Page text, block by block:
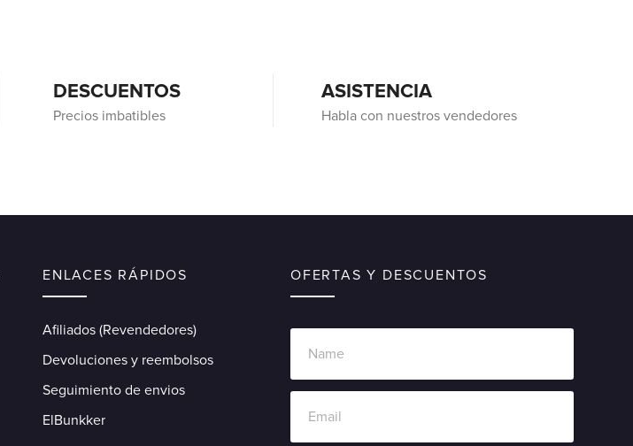
DESCUENTOS
Precios imbatibles
ASISTENCIA
Habla con nuestros vendedores
ENLACES RÁPIDOS
Afiliados (Revendedores)
Devoluciones y reembolsos
Seguimiento de envios
ElBunkker
OFERTAS Y DESCUENTOS